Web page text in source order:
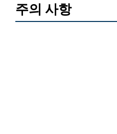
주의 사항